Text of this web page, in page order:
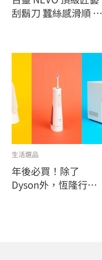
刮鬍刀 蠶絲感滑順 一
生活選品
年後必買！除了
Dyson外，恆隆行還